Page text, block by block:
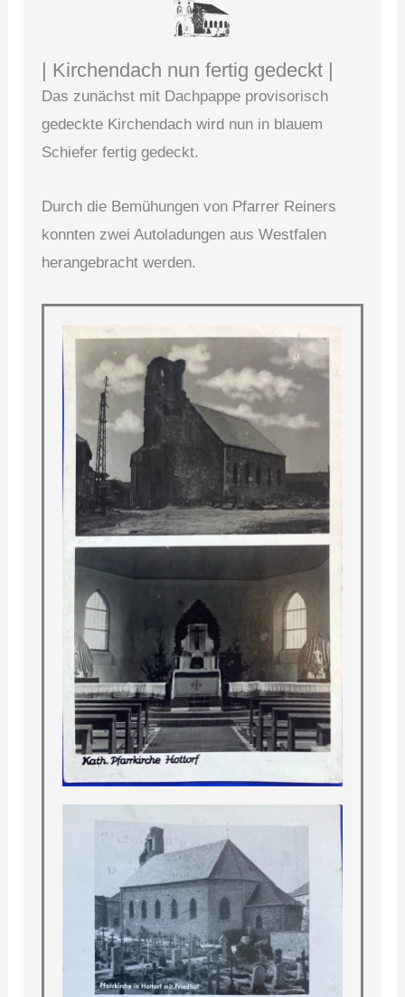
| Kirchendach nun fertig gedeckt |
Das zunächst mit Dachpappe provisorisch
gedeckte Kirchendach wird nun in blauem
Schiefer fertig gedeckt.
Durch die Bemühungen von Pfarrer Reiners
konnten zwei Autoladungen aus Westfalen
herangebracht werden.